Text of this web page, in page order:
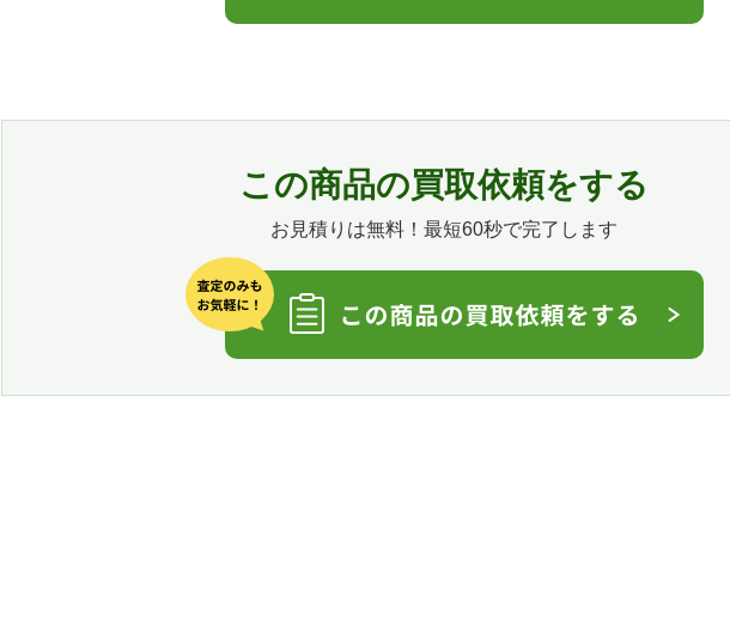
この商品の買取依頼をする
お見積りは無料！最短60秒で完了します